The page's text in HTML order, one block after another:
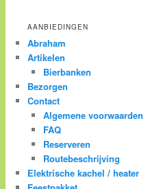
AANBIEDINGEN
Abraham
Artikelen
Bierbanken
Bezorgen
Contact
Algemene voorwaarden
FAQ
Reserveren
Routebeschrijving
Elektrische kachel / heater